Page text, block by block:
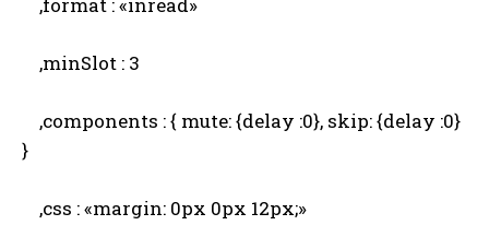
,format : «inread»
,minSlot : 3
,components : { mute: {delay :0}, skip: {delay :0}
}
,css : «margin: 0px 0px 12px;»